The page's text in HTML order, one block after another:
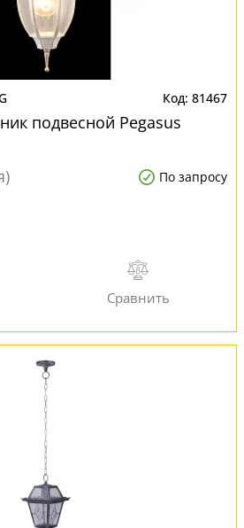
81467
подвесной Pegasus
По запросу